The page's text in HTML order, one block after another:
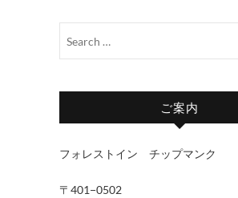
ご案内
フォレストイン チップマンク
〒401−0502